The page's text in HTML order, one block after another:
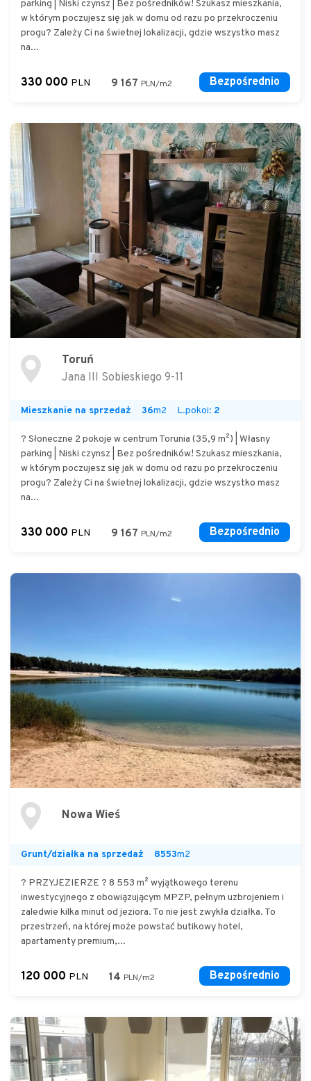
parking | Niski czynsz | Bez pośredników! Szukasz mieszkania,
w którym poczujesz się jak w domu od razu po przekroczeniu
progu? Zależy Ci na świetnej lokalizacji, gdzie wszystko masz
na...
330 000 PLN 9 167 PLN/m2 Bezpośrednio
Toruń
Jana III Sobieskiego 9-11
Mieszkanie na sprzedaż 36m2 L.pokoi: 2
? Słoneczne 2 pokoje w centrum Torunia (35,9 m²) | Własny
parking | Niski czynsz | Bez pośredników! Szukasz mieszkania,
w którym poczujesz się jak w domu od razu po przekroczeniu
progu? Zależy Ci na świetnej lokalizacji, gdzie wszystko masz
na...
330 000 PLN 9 167 PLN/m2 Bezpośrednio
Nowa Wieś
Grunt/działka na sprzedaż 8553m2
? PRZYJEZIERZE ? 8 553 m² wyjątkowego terenu
inwestycyjnego z obowiązującym MPZP, pełnym uzbrojeniem i
zaledwie kilka minut od jeziora. To nie jest zwykła działka. To
przestrzeń, na której może powstać butikowy hotel,
apartamenty premium,...
120 000 PLN 14 PLN/m2 Bezpośrednio